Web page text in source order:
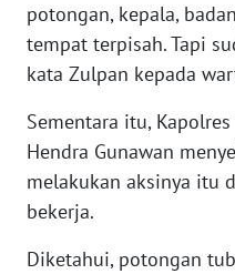
potongan, kepala,
tempat terpisah. Tapi
kata Zulpan kepada
Sementara itu,
Hendra Gunawan
melakukan aksinya itu
bekerja.
Diketahui, potongan
PEDOMAN
MEDIA
SIBER
REDAKSI
KARIR
DISCLAIMER